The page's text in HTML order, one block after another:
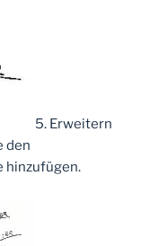
5. Erweitern
den
hinzufügen.